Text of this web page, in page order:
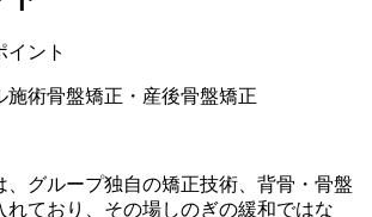
、グループ独自の矯正技術、背骨・骨盤
れており、その場しのぎの緩和ではな